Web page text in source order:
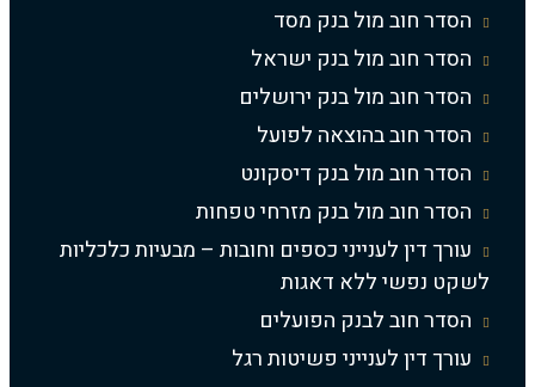
הסדר חוב מול בנק מסד
הסדר חוב מול בנק ישראל
הסדר חוב מול בנק ירושלים
הסדר חוב בהוצאה לפועל
הסדר חוב מול בנק דיסקונט
הסדר חוב מול בנק מזרחי טפחות
עורך דין לענייני כספים וחובות – מבעיות כלכליות
לשקט נפשי ללא דאגות
הסדר חוב לבנק הפועלים
עורך דין לענייני פשיטות רגל